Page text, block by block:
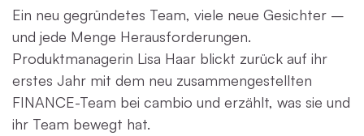
Ein neu gegründetes Team, viele neue Gesichter –
und jede Menge Herausforderungen.
Produktmanagerin Lisa Haar blickt zurück auf ihr
erstes Jahr mit dem neu zusammengestellten
FINANCE-Team bei cambio und erzählt, was sie und
ihr Team bewegt hat.